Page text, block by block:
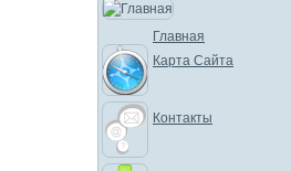
Главная
Карта Сайта
Контакты